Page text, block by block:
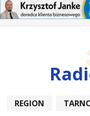
REGION